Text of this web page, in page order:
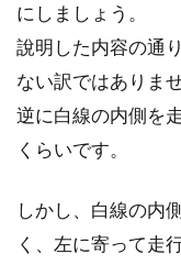
にしましょう。
說明した内容の通
ない訳ではありませ
逆に白線の内側を
くらいです。
しかし、白線の内
く、左に寄って走